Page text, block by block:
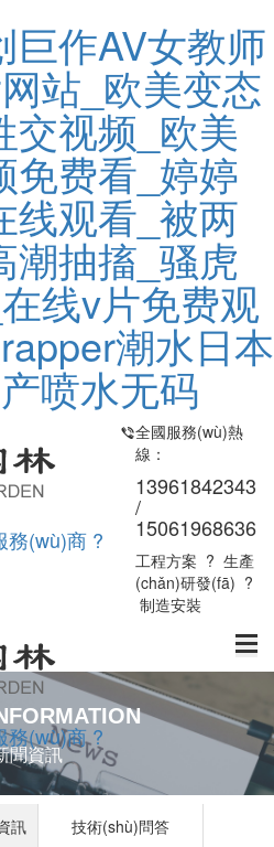
巨作AV女教师
站_欧美变态
交视频_欧美
免费看_婷婷
线观看_被两
潮抽搐_骚虎
线v片免费观
潮水日本
喷水无码
務(wù)商 ?
全國服務(wù)熱
線：
13961842343
/
15061968636
工程方案 ? 生產
(chǎn)研發(fā) ?
制造安裝
務(wù)商 ?
聞資訊
訊 技術(shù)問答